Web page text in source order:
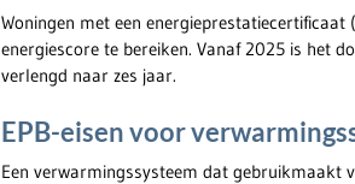
Woningen met een
energiescore te bereiken. Vanaf 2025 is het
verlengd naar zes jaar.
EPB-eisen voor
Een verwarmingssysteem dat gebruikmaakt